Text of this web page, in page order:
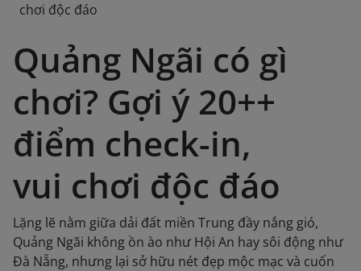
chơi độc đáo
Quảng Ngãi có gì
chơi? Gợi ý 20++
điểm check-in,
vui chơi độc đáo
Lặng lẽ nằm giữa dải đất miền Trung đầy nắng gió,
Quảng Ngãi không ồn ào như Hội An hay sôi động như
Đà Nẵng, nhưng lại sở hữu nét đẹp mộc mạc và cuốn